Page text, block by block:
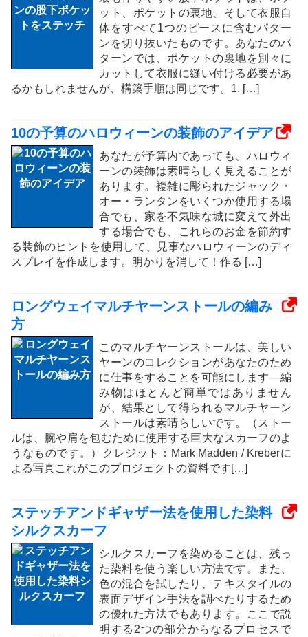
ット、ポケットの裏地、そして衣服自
体をすべて1つのピースに含むパター
ンを切り抜いたものです。あなたのパ
ターンでは、ポケットの裏地を別々に
カットして衣服に縫い付ける必要があ
るかもしれませんが、構築手順は同じです。1. […]
10の予算のハロウィーンの装飾のアイデア
あなたが予算内であっても、ハロウィ
ーンの装飾は素晴らしく見えることが
あります。複雑に彫られたジャック・
オー・ランタンをいくつか使用する場
合でも、家を不気味な城に変えて外出
する場合でも、これらのお金を節約す
る装飾のヒントを使用して、見事なハロウィーンのディ
スプレイを作成します。明かりを消して！作る […]
ロングウェイマルチヤーンストールの編み
方
このマルチヤーンストールは、美しい
ヤーンのコレクションがあなたのため
に仕事をすることを可能にします—編
み物はほとんど簡単ではありません
が、結果として得られるマルチヤーン
ストールは素晴らしいです。（ストー
ルは、腕や肩を包むために使用する巨大なスカーフのよ
うなものです。）クレジット：Mark Madden / Kreberに
よる写真これがこのプロジェクトの資料です[…]
ステッチアンドギャザー法を使用した染料
シルクスカーフ
シルクスカーフを染めることは、残っ
た染料を使う楽しい方法です。また、
色の混合を試したり、テキスタイルの
表面デザイン手法を調べたりするため
の優れた方法でもあります。ここで説
明する2つの部分からなるプロセスで